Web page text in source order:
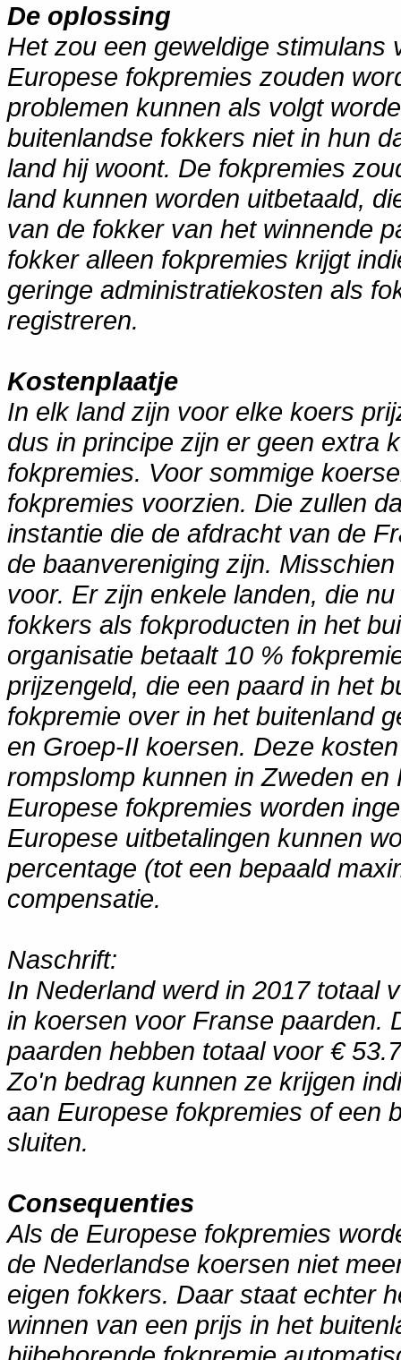
De oplossing
Het zou een geweldige
Europese fokpremies zouden
problemen kunnen als volgt
buitenlandse fokkers niet in hun
land hij woont. De fokpremies
land kunnen worden uitbetaald,
van de fokker van het winnende
fokker alleen fokpremies krijgt
geringe administratiekosten als
registreren.
Kostenplaatje
In elk land zijn voor elke koers
dus in principe zijn er geen extra
fokpremies. Voor sommige
fokpremies voorzien. Die zullen
instantie die de afdracht van de
de baanvereniging zijn.
voor. Er zijn enkele landen, die
fokkers als fokproducten in het
organisatie betaalt 10 %
prijzengeld, die een paard in het
fokpremie over in het buitenland
en Groep-II koersen. Deze
rompslomp kunnen in Zweden
Europese fokpremies worden
Europese uitbetalingen kunnen
percentage (tot een bepaald
compensatie.
Naschrift:
In Nederland werd in 2017 totaal
in koersen voor Franse paarden.
paarden hebben totaal voor €
Zo'n bedrag kunnen ze krijgen
aan Europese fokpremies of een
sluiten.
Consequenties
Als de Europese fokpremies
de Nederlandse koersen niet
eigen fokkers. Daar staat echter
winnen van een prijs in het